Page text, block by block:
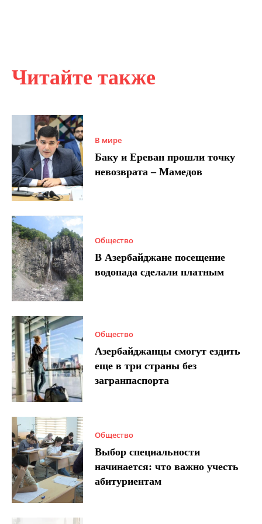
Читайте также
В мире
Баку и Ереван прошли точку
невозврата – Мамедов
Общество
В Азербайджане посещение
водопада сделали платным
Общество
Азербайджанцы смогут ездить
еще в три страны без
загранпаспорта
Общество
Выбор специальности
начинается: что важно учесть
абитуриентам